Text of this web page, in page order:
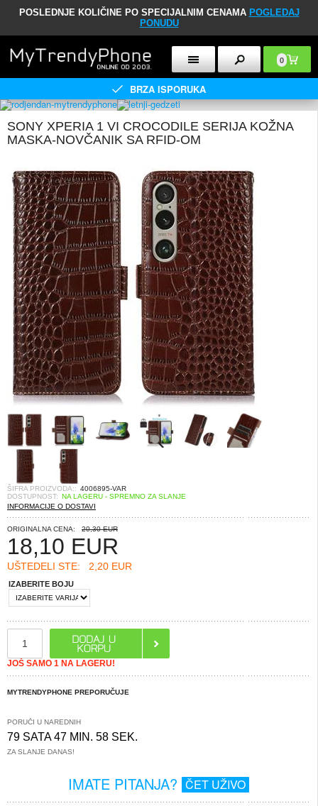
POSLEDNJE KOLIČINE PO SPECIJALNIM CENAMA POGLEDAJ
PONUDU
0
BRZA ISPORUKA
SONY XPERIA 1 VI CROCODILE SERIJA KOŽNA
MASKA-NOVČANIK SA RFID-OM
ŠIFRA PROIZVODA:: 4006895-VAR
DOSTUPNOST: NA LAGERU - SPREMNO ZA SLANJE
INFORMACIJE O DOSTAVI
ORIGINALNA CENA: 20,30 EUR
18,10 EUR
UŠTEDELI STE: 2,20 EUR
IZABERITE BOJU
JOŠ SAMO 1 NA LAGERU!
MYTRENDYPHONE PREPORUČUJE
PORUČI U NAREDNIH
79 SATA 47 MIN. 58 SEK.
ZA SLANJE DANAS!
IMATE PITANJA? ČET UŽIVO